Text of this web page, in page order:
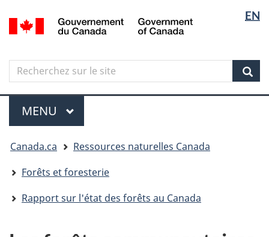
Aller
au
principal
Skip
to
government"
Passer
à
version
simplifiée
langue
EN
Canada
Search
Recherchez
sur
le
site
Menu
MENU PRINCIPAL
êtes
ici
Canada.ca
Ressources naturelles Canada
Forêts et foresterie
Rapport sur l'état des forêts au Canada